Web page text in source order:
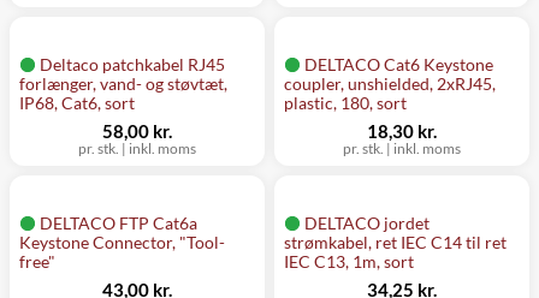
Deltaco patchkabel RJ45
forlænger, vand- og støvtæt,
IP68, Cat6, sort
pr. stk. | inkl. moms
58,00 kr.
DELTACO Cat6 Keystone
coupler, unshielded, 2xRJ45,
plastic, 180, sort
pr. stk. | inkl. moms
18,30 kr.
DELTACO FTP Cat6a
Keystone Connector, "Tool-
free"
43,00 kr.
DELTACO jordet
strømkabel, ret IEC C14 til ret
IEC C13, 1m, sort
34,25 kr.